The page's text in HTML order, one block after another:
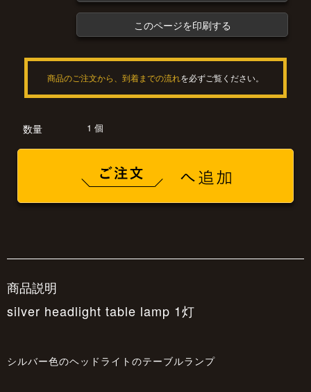
このページを印刷する
商品のご注文から、到着までの流れを必ずご覧ください。
数量 1 個
商品説明
silver headlight table lamp 1灯
シルバー色のヘッドライトのテーブルランプ